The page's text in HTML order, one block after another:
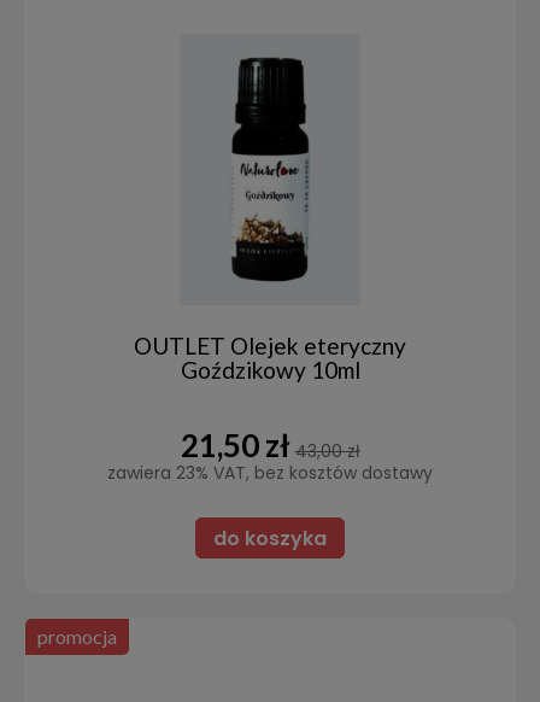
OUTLET Olejek eteryczny
Goździkowy 10ml
21,50 zł 43,00 zł
zawiera 23% VAT, bez kosztów dostawy
do koszyka
promocja